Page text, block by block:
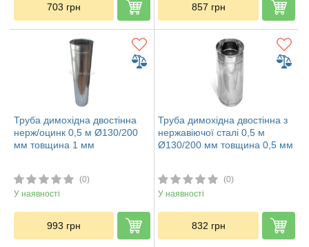
703 грн 857 грн
Труба димохідна двостінна
нерж/оцинк 0,5 м Ø130/200
мм товщина 1 мм
(0)
У наявності
993 грн
Труба димохідна двостінна з
нержавіючої сталі 0,5 м
Ø130/200 мм товщина 0,5 мм
(0)
У наявності
832 грн